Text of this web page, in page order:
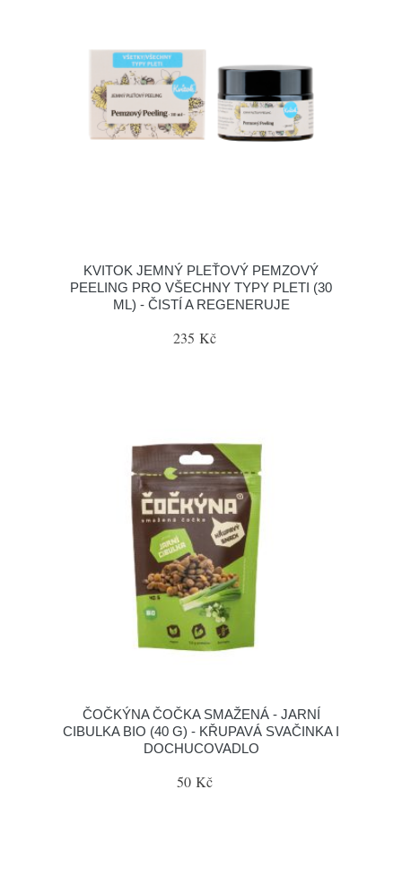
KVITOK JEMNÝ PLEŤOVÝ PEMZOVÝ
PEELING PRO VŠECHNY TYPY PLETI (30
ML) - ČISTÍ A REGENERUJE
235 Kč
ČOČKÝNA ČOČKA SMAŽENÁ - JARNÍ
CIBULKA BIO (40 G) - KŘUPAVÁ SVAČINKA I
DOCHUCOVADLO
50 Kč